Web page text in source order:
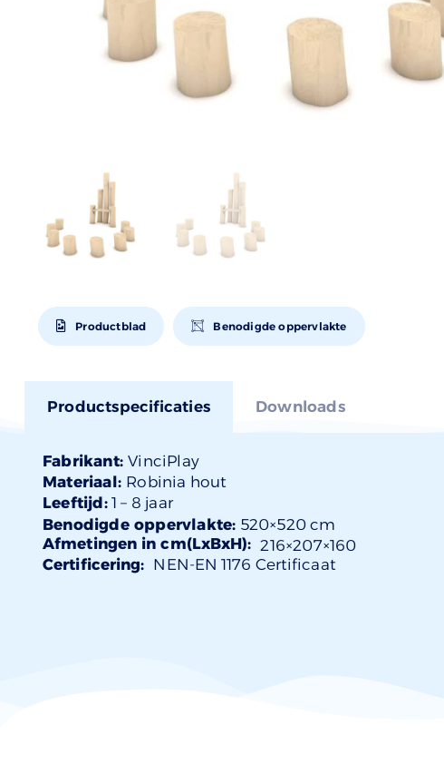
Productblad Benodigde oppervlakte
Productspecificaties Downloads
Fabrikant:VinciPlay
Materiaal: Robinia hout
Leeftijd:1 – 8 jaar
Benodigde oppervlakte: 520×520 cm
Afmetingen in cm(LxBxH): 216×207×160
Certificering: NEN-EN 1176 Certificaat